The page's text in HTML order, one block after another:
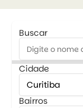
Buscar
Cidade
Bairros